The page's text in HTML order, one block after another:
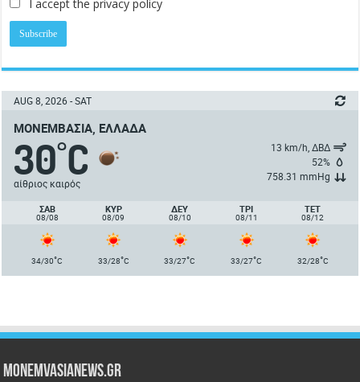
I accept the privacy policy
AUG 8, 2026 - SAT
ΜΟΝΕΜΒΑΣΙΆ, ΕΛΛΆΔΑ
30°C
αίθριος καιρός
13 km/h, ΔΒΔ
52%
758.31 mmHg
ΣΑΒ
08/08
ΚΥΡ
08/09
ΔΕΥ
08/10
ΤΡΙ
08/11
ΤΕΤ
08/12
34/30°C 33/28°C 33/27°C 33/27°C 32/28°C
Monemvasianews.gr